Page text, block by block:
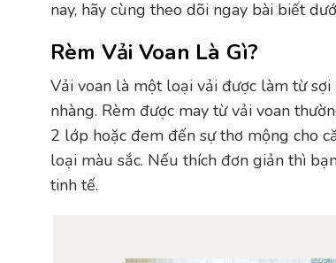
nay, hãy cùng theo dõi ngay bài biết
Rèm Vải Voan Là Gì?
Vải voan là một loại vải được làm từ
nhàng. Rèm được may từ vải voan
2 lớp hoặc đem đến sự thơ mộng cho
loại màu sắc. Nếu thích đơn giản thì
tinh tế.